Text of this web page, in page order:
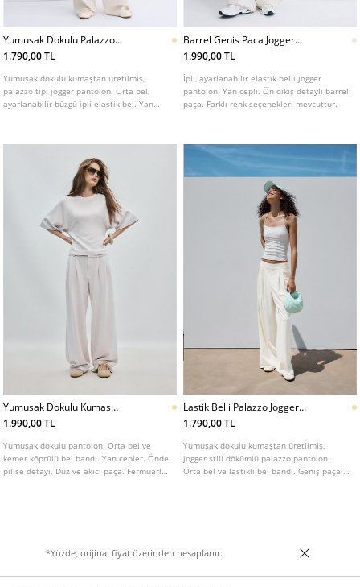
Yumusak Dokulu Palazzo
Jogger Pantolon
1.790,00 TL
Yumuşak dokulu kumaştan üretilmiş,
palazzo tipi jogger pantolon. Orta bel,
ayarlanabilir büzgü ipli elastik bel. Yan
Barrel Genis Paca Jogger
Pantolon
1.990,00 TL
İpli, ayarlanabilir elastik belli jogger
pantolon. Yan cepli. Ön dikiş detaylı barrel
paça. Farklı renk seçenekleri mevcuttur.
Yumusak Dokulu Kumas
Pantolon
1.990,00 TL
Yumuşak dokulu pantolon. Orta bel ve
kemer köprülü bel bandı. Yan cepler. Önde
pilise detayı. Düz ve akıcı paça. Fermuarlı,
Lastik Belli Palazzo Jogger
Pantolon
1.790,00 TL
Yumuşak dokulu kumaştan üretilmiş,
jogger stili dökümlü palazzo pantolon.
Orta bel ve lastikli bel bandı. Geniş paçalı.
*Yüzde, orijinal fiyat üzerinden hesaplanır.